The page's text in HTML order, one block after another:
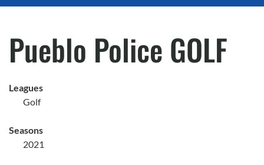
Pueblo Police GOLF
Leagues
Golf
Seasons
2021